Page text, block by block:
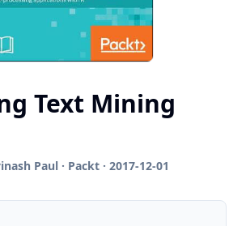
Text Mining
Paul · Packt · 2017-12-01